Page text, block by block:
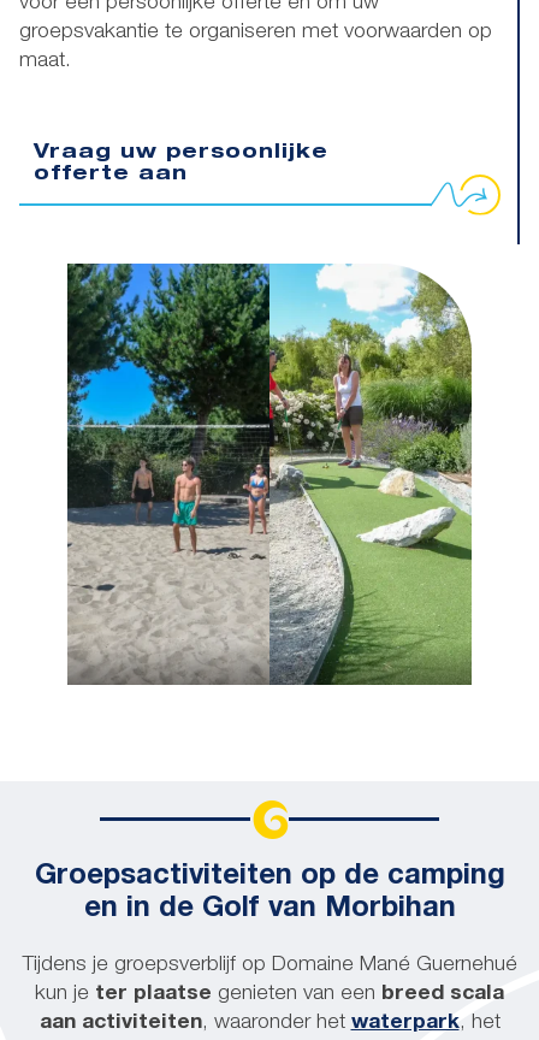
groepsvakantie te organiseren met voorwaarden op
maat.
Vraag uw persoonlijke
offerte aan
Groepsactiviteiten op de camping
en in de Golf van Morbihan
Tijdens je groepsverblijf op Domaine Mané Guernehué
kun je ter plaatse genieten van een breed scala
aan activiteiten, waaronder het waterpark, het